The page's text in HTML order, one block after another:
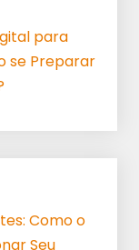
para
se Preparar
Como o
Seu